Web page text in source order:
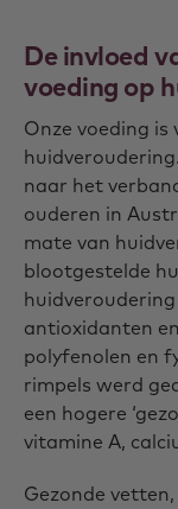
De invloed
voeding op
Onze voeding
naar het
ouderen in
mate van
blootgestelde
antioxidanten
polyfenolen en
rimpels werd
een hogere
vitamine A,
Gezonde